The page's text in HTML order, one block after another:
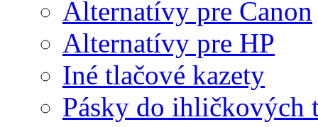
Alternatívy pre Canon
Alternatívy pre HP
Iné tlačové kazety
Pásky do ihličkových